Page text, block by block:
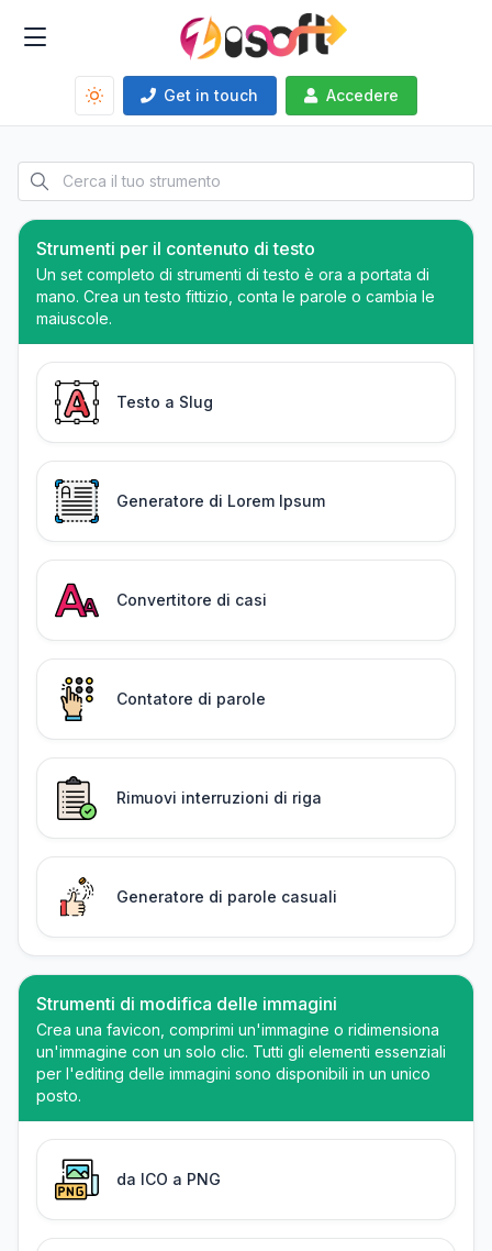
Get in touch Accedere
Strumenti per il contenuto di testo
Un set completo di strumenti di testo è ora a portata di
mano. Crea un testo fittizio, conta le parole o cambia le
maiuscole.
Testo a Slug
Generatore di Lorem Ipsum
Convertitore di casi
Contatore di parole
Rimuovi interruzioni di riga
Generatore di parole casuali
Strumenti di modifica delle immagini
Crea una favicon, comprimi un'immagine o ridimensiona
un'immagine con un solo clic. Tutti gli elementi essenziali
per l'editing delle immagini sono disponibili in un unico
posto.
da ICO a PNG